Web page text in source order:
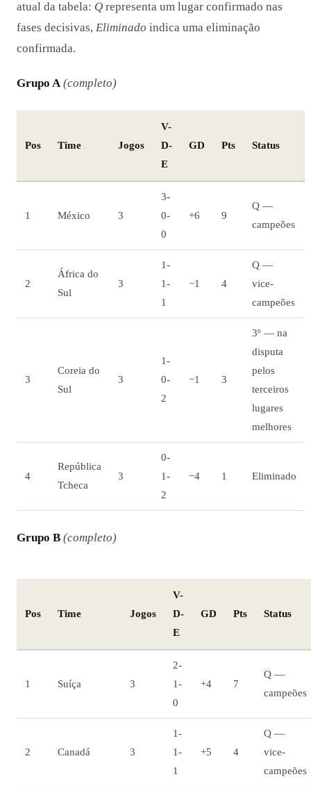
atual da tabela: Q representa um lugar confirmado nas
fases decisivas, Eliminado indica uma eliminação
confirmada.
Grupo A (completo)
Pos Time Jogos
V-
D-
E
GD Pts Status
1 México 3
3-
0-
0
+6 9
Q —
campeões
2
África do
Sul
3
1-
1-
1
−1 4
Q —
vice-
campeões
3
Coreia do
Sul
3
1-
0-
2
−1 3
3º — na
disputa
pelos
terceiros
lugares
melhores
4
República
Tcheca
3
0-
1-
2
−4 1 Eliminado
Grupo B (completo)
Pos Time Jogos
V-
D-
E
GD Pts Status
1 Suíça 3
2-
1-
0
+4 7
Q —
campeões
2 Canadá 3
1-
1-
1
+5 4
Q —
vice-
campeões